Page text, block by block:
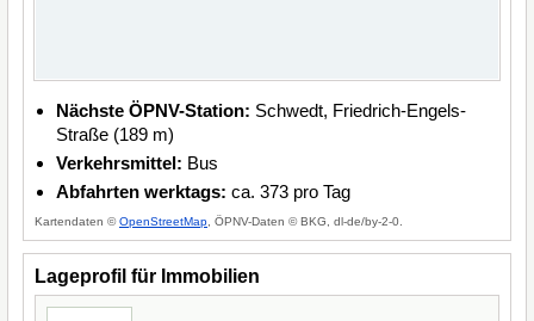
Nächste ÖPNV-Station: Schwedt, Friedrich-Engels-
Straße (189 m)
Verkehrsmittel: Bus
Abfahrten werktags: ca. 373 pro Tag
Kartendaten ©OpenStreetMap , ÖPNV-Daten © BKG, dl-de/by-2-0.
Lageprofil für Immobilien